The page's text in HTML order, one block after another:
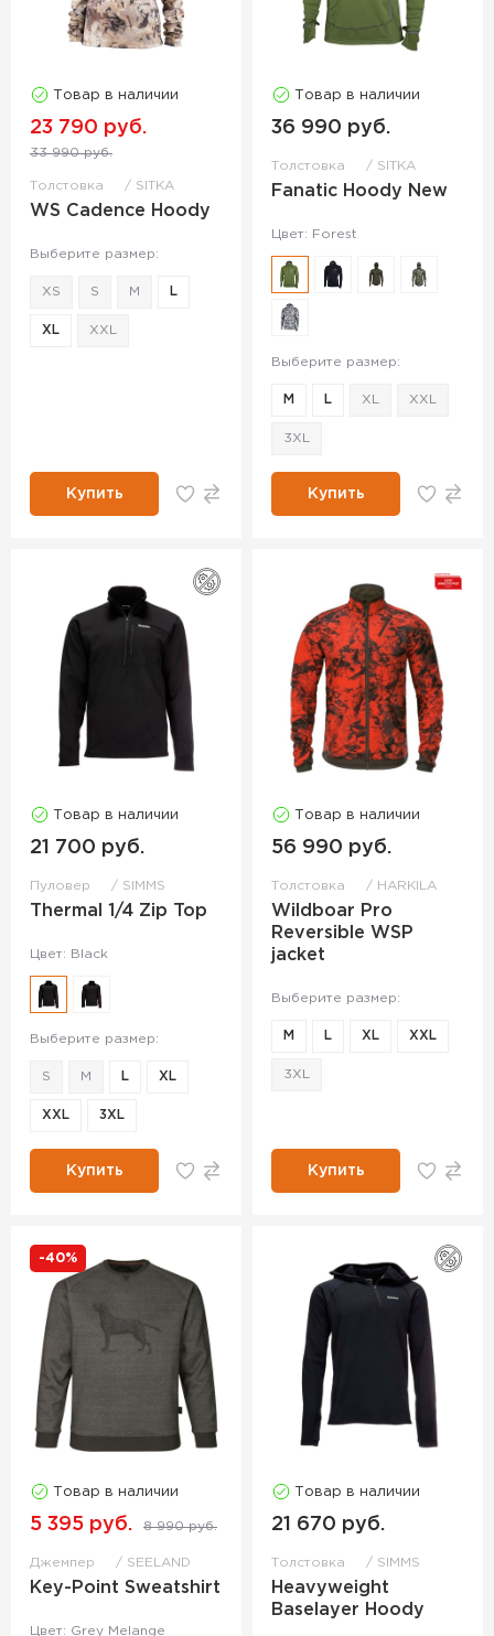
Товар в наличии
23 790 руб.
33 990 руб.
Толстовка SITKA
WS Cadence Hoody
Выберите размер:
XS S M L
XL XXL
Купить
Товар в наличии
36 990 руб.
Толстовка SITKA
Fanatic Hoody New
Цвет: Forest
Выберите размер:
M L XL XXL
3XL
Купить
Товар в наличии
21 700 руб.
Пуловер SIMMS
Thermal 1/4 Zip Top
Цвет: Black
Выберите размер:
S M L XL
XXL 3XL
Купить
Товар в наличии
56 990 руб.
Толстовка HARKILA
Wildboar Pro
Reversible WSP
jacket
Выберите размер:
M L XL XXL
3XL
Купить
-40%
Товар в наличии
5 395 руб. 8 990 руб.
Джемпер SEELAND
Key-Point Sweatshirt
Цвет: Grey Melange
Товар в наличии
21 670 руб.
Толстовка SIMMS
Heavyweight
Baselayer Hoody